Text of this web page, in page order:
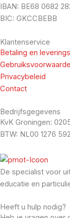
IBAN: BE68 0682
BIC: GKCCBEBB
Klantenservice
Betaling en
Privacybeleid
Contact
Bedrijfsgegevens
KvK Groningen:
BTW: NL00 1276
De specialist voor
educatie en
Heeft u hulp nodig?